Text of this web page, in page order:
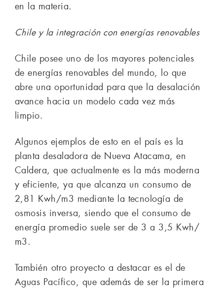
en la materia.
Chile y la integración con energías renovables
Chile posee uno de los mayores potenciales
de energías renovables del mundo, lo que
abre una oportunidad para que la desalación
avance hacia un modelo cada vez más
limpio.
Algunos ejemplos de esto en el país es la
planta desaladora de Nueva Atacama, en
Caldera, que actualmente es la más moderna
y eficiente, ya que alcanza un consumo de
2,81 Kwh/m3 mediante la tecnología de
osmosis inversa, siendo que el consumo de
energía promedio suele ser de 3 a 3,5 Kwh/
m3.
También otro proyecto a destacar es el de
Aguas Pacífico, que además de ser la primera